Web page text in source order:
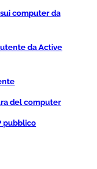
computer da
da Active
del computer
pubblico